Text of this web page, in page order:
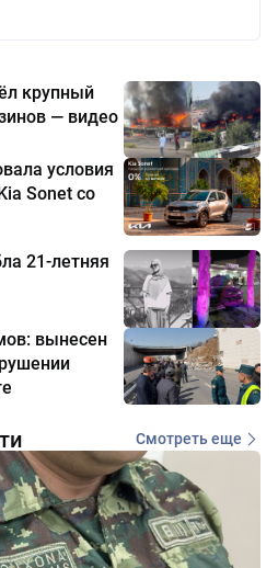
крупный
— видео
условия
Sonet со
21-летняя
вынесен
Смотреть еще